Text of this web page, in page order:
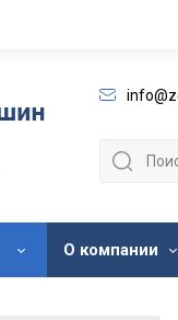
О компании